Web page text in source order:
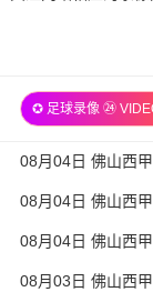
✪ 足球录像 ㉔
08月04日 佛山西
全场录像
08月04日 佛山西
徒 全场录像
08月04日 佛山西
粵辉能源 全场录像
08月03日 佛山西